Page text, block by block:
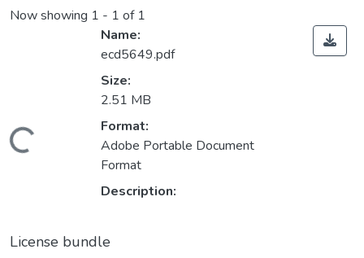
Now showing 1 - 1 of 1
Loading...
Name:
ecd5649.pdf
Size:
2.51 MB
Format:
Adobe Portable Document
Format
Description:
License bundle